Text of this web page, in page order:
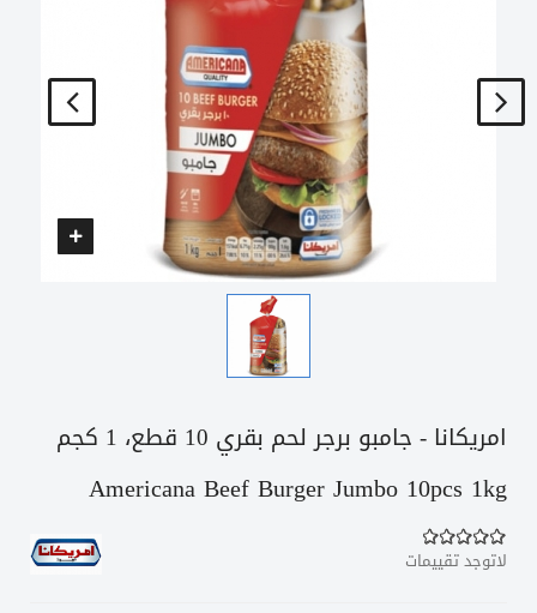
امريكانا - جامبو برجر لحم بقري 10 قطع، 1 كجم
Americana Beef Burger Jumbo 10pcs 1kg
لاتوجد تقييمات